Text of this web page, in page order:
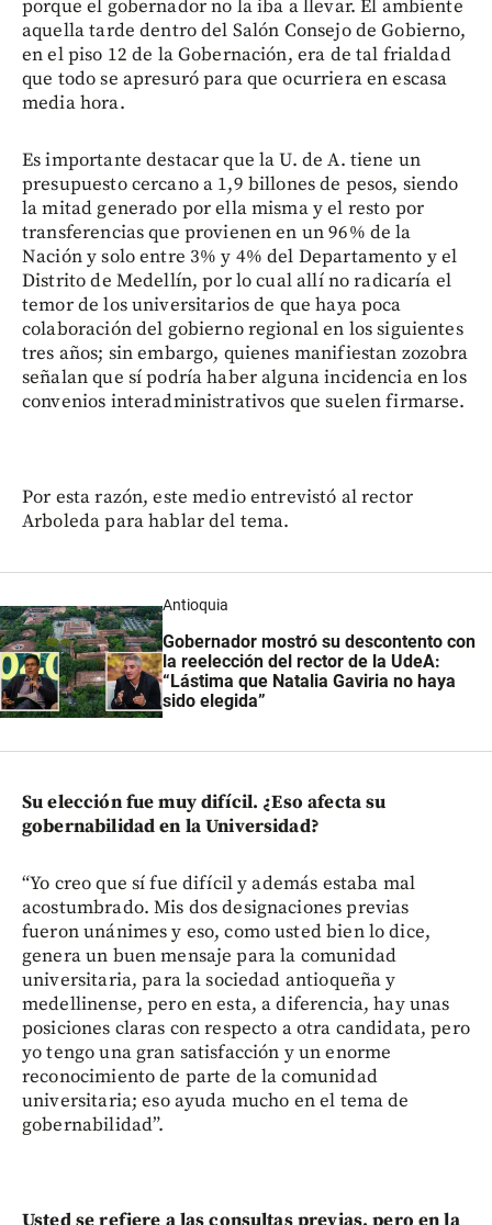
porque el gobernador no la iba a llevar. El ambiente
aquella tarde dentro del Salón Consejo de Gobierno,
en el piso 12 de la Gobernación, era de tal frialdad
que todo se apresuró para que ocurriera en escasa
media hora.
Es importante destacar que la U. de A. tiene un
presupuesto cercano a 1,9 billones de pesos, siendo
la mitad generado por ella misma y el resto por
transferencias que provienen en un 96% de la
Nación y solo entre 3% y 4% del Departamento y el
Distrito de Medellín, por lo cual allí no radicaría el
temor de los universitarios de que haya poca
colaboración del gobierno regional en los siguientes
tres años; sin embargo, quienes manifiestan zozobra
señalan que sí podría haber alguna incidencia en los
convenios interadministrativos que suelen firmarse.
Por esta razón, este medio entrevistó al rector
Arboleda para hablar del tema.
Antioquia
Gobernador mostró su descontento con
la reelección del rector de la UdeA:
“Lástima que Natalia Gaviria no haya
sido elegida”
Su elección fue muy difícil. ¿Eso afecta su
gobernabilidad en la Universidad?
“Yo creo que sí fue difícil y además estaba mal
acostumbrado. Mis dos designaciones previas
fueron unánimes y eso, como usted bien lo dice,
genera un buen mensaje para la comunidad
universitaria, para la sociedad antioqueña y
medellinense, pero en esta, a diferencia, hay unas
posiciones claras con respecto a otra candidata, pero
yo tengo una gran satisfacción y un enorme
reconocimiento de parte de la comunidad
universitaria; eso ayuda mucho en el tema de
gobernabilidad”.